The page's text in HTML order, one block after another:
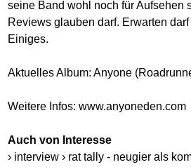
seine Band wohl noch für Aufsehen
Reviews glauben darf. Erwarten
Einiges.
Aktuelles Album: Anyone
Weitere Infos:www.anyoneden.com
Auch von Interesse
› interview › rat tally - neugier als